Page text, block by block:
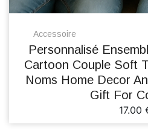
Accessoire
Personnalisé
Cartoon Couple Soft
Noms Home Decor
Gift For
17.00